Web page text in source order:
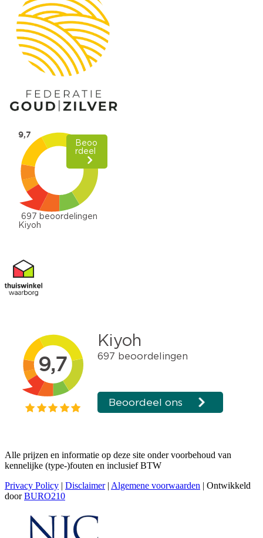
Alle prijzen en informatie op deze site onder voorbehoud van
kennelijke (type-)fouten en inclusief BTW
Privacy Policy | Disclaimer| Algemene voorwaarden | Ontwikkeld
doorBURO210